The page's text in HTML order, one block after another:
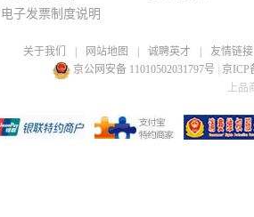
电子发票制度说明
关于我们 网站地图 诚聘英才
友情链接
京公网安备 11010502031797号
京ICP
上品